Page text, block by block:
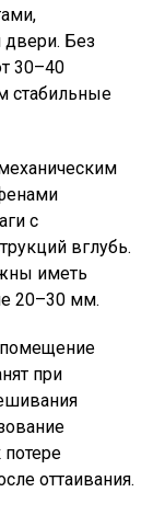
двери. Без
30–40
стабильные
с
вглубь.
иметь
20–30 мм.
помещение
при
оттаивания.